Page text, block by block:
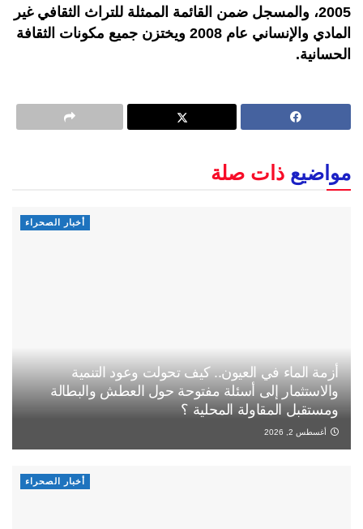
2005، والمسجل ضمن القائمة الممثلة للتراث الثقافي غير
المادي والإنساني عام 2008 ويختزن جميع مكونات الثقافة
الحسانية.
مواضيع ذات صلة
أخبار الصحراء
أزمة الماء في العيون.. كيف تحولت وعود التنمية
والاستثمار إلى أسئلة مفتوحة حول العطش والبطالة
ومستقبل المقاولة المحلية ؟
أغسطس 2, 2026
أخبار الصحراء